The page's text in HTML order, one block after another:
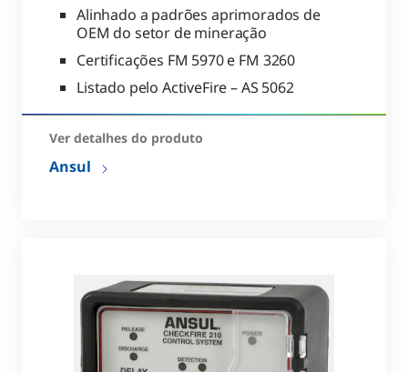
Alinhado a padrões aprimorados de
OEM do setor de mineração
Certificações FM 5970 e FM 3260
Listado pelo ActiveFire – AS 5062
Ver detalhes do produto
Ansul